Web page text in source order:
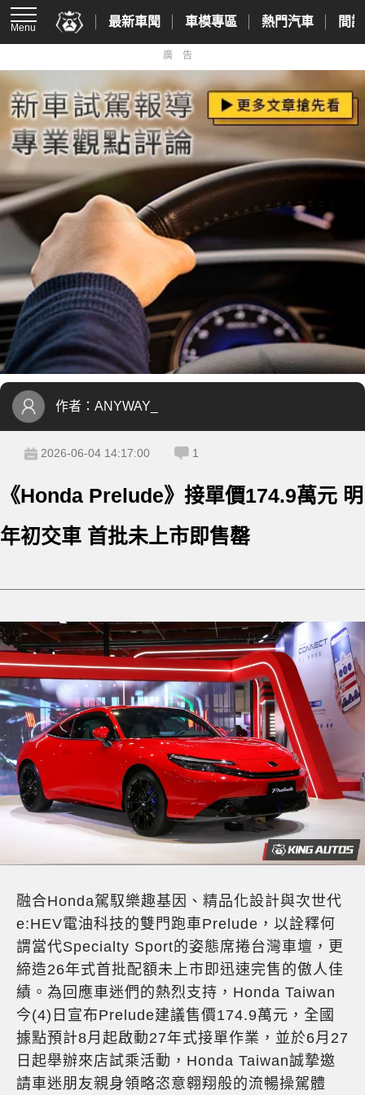
Menu 最新車聞 車模專區 熱門汽車 間
廣告
作者： ANYWAY_
2026-06-04 14:17:00 1
《Honda Prelude》接單價174.9萬元 明
年初交車 首批未上市即售罄
融合Honda駕馭樂趣基因、精品化設計與次世代
e:HEV電油科技的雙門跑車Prelude，以詮釋何
謂當代Specialty Sport的姿態席捲台灣車壇，更
締造26年式首批配額未上市即迅速完售的傲人佳
績。為回應車迷們的熱烈支持，Honda Taiwan
今(4)日宣布Prelude建議售價174.9萬元，全國
據點預計8月起啟動27年式接單作業，並於6月27
日起舉辦來店試乘活動，Honda Taiwan誠摯邀
請車迷朋友親身領略恣意翱翔般的流暢操駕體